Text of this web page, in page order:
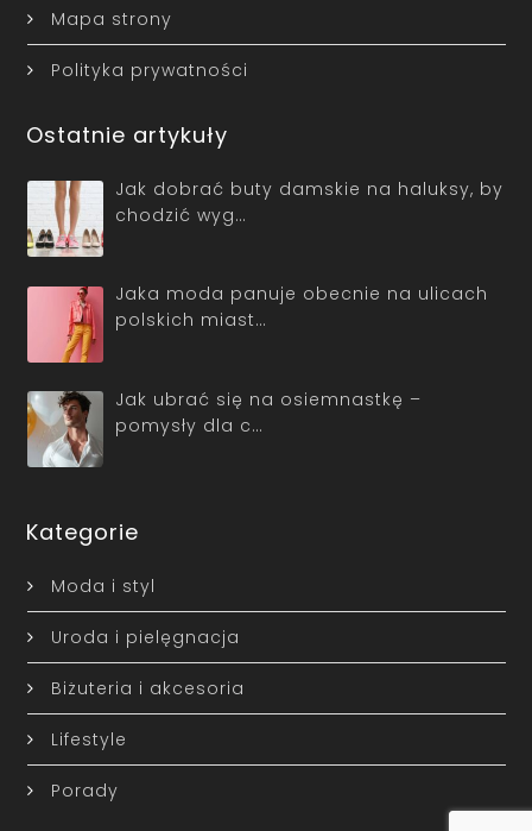
Mapa strony
Polityka prywatności
Ostatnie artykuły
Jak dobrać buty damskie na haluksy, by
chodzić wyg…
Jaka moda panuje obecnie na ulicach
polskich miast…
Jak ubrać się na osiemnastkę –
pomysły dla c…
Kategorie
Moda i styl
Uroda i pielęgnacja
Biżuteria i akcesoria
Lifestyle
Porady